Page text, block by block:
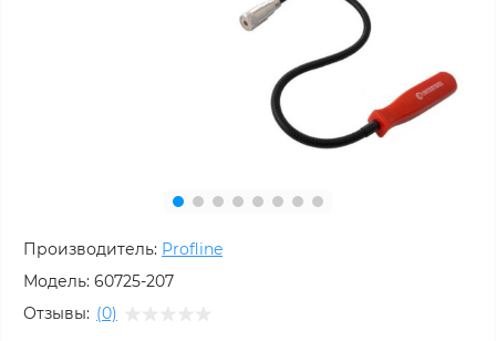
Производитель: Profline
Модель: 60725-207
Отзывы: (0)